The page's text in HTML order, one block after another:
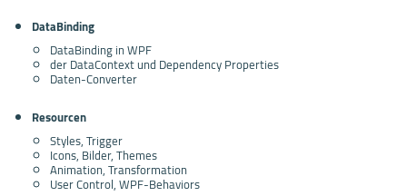
DataBinding
DataBinding in WPF
der DataContext und Dependency Properties
Daten-Converter
Resourcen
Styles, Trigger
Icons, Bilder, Themes
Animation, Transformation
User Control, WPF-Behaviors